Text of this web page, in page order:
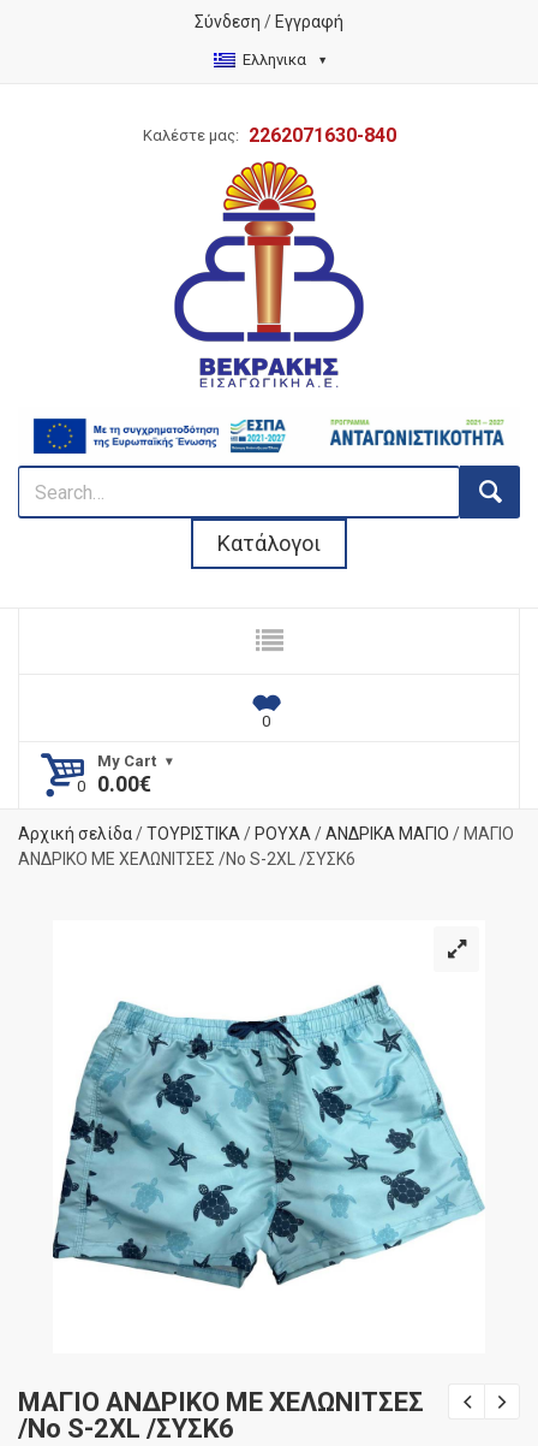
Σύνδεση / Εγγραφή
Ελληνικα
Καλέστε μας: 2262071630-840
Κατάλογοι
My Cart
0.00€
Αρχική σελίδα/ΤΟΥΡΙΣΤΙΚΑ/ ΡΟΥΧΑ/ΑΝΔΡΙΚΑ ΜΑΓΙΟ / ΜΑΓΙΟ
ΑΝΔΡΙΚΟ ΜΕ ΧΕΛΩΝΙΤΣΕΣ /No S-2XL /ΣΥΣΚ6
ΜΑΓΙΟ ΑΝΔΡΙΚΟ ΜΕ ΧΕΛΩΝΙΤΣΕΣ
/No S-2XL /ΣΥΣΚ6